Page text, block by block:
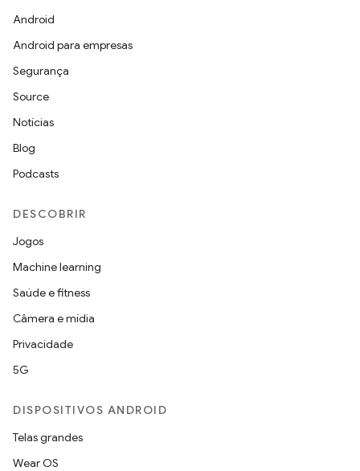
Android
Android para empresas
Segurança
Source
Notícias
Blog
Podcasts
DESCOBRIR
Jogos
Machine learning
Saúde e fitness
Câmera e mídia
Privacidade
5G
DISPOSITIVOS ANDROID
Telas grandes
Wear OS